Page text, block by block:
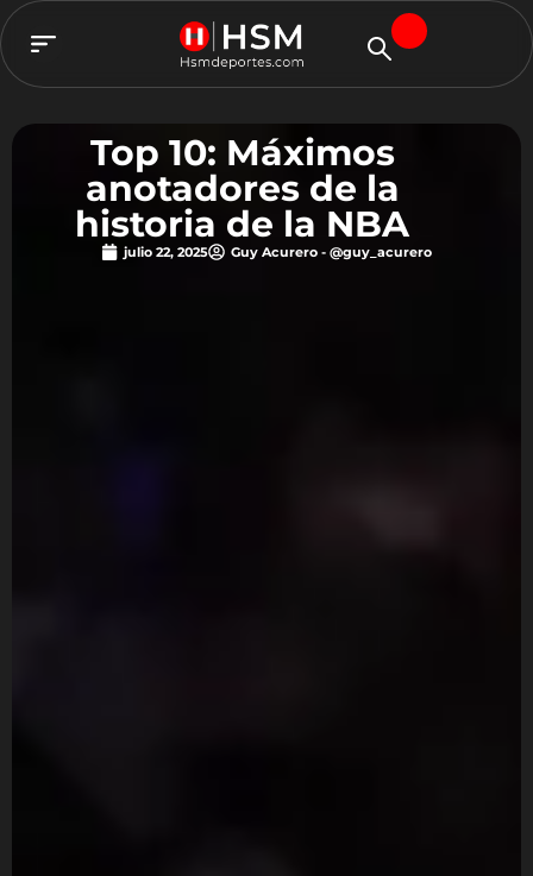
Top 10: Máximos
anotadores de la
historia de la NBA
julio 22, 2025 Guy Acurero - @guy_acurero